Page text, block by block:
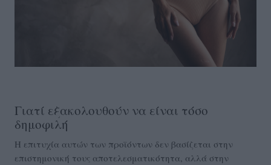
Γιατί εξακολουθούν να είναι τόσο
δημοφιλή
Η επιτυχία αυτών των προϊόντων δεν βασίζεται στην
επιστημονική τους αποτελεσματικότητα, αλλά στην